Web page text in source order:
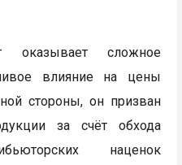
оказывает сложное
влияние на цены
стороны, он призван
за счёт обхода
наценок